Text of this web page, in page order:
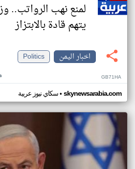
لمنع نهب الرواتب..
يتهم قادة بالابتزاز
اخبار اليمن
Politics
GB71HA
سكاي نيوز عربية• skynewsarabia.com